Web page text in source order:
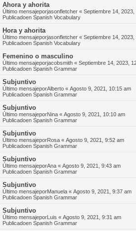
Ahora y ahorita
Último mensajeporjasonfletcher « Septiembre 14, 2023,
Publicadoen Spanish Vocabulary
Hora y ahorita
Último mensajeporjasonfletcher « Septiembre 14, 2023,
Publicadoen Spanish Vocabulary
Femenino o masculino
Último mensajeporjacobsmith « Septiembre 14, 2023,
Publicadoen Spanish Grammar
Subjuntivo
Último mensajeporAlberto « Agosto 9, 2021, 10:15 am
Publicadoen Spanish Grammar
Subjuntivo
Último mensajeporNina « Agosto 9, 2021, 10:10 am
Publicadoen Spanish Grammar
Subjuntivo
Último mensajeporRosa « Agosto 9, 2021, 9:52 am
Publicadoen Spanish Grammar
Subjuntivo
Último mensajeporAna « Agosto 9, 2021, 9:43 am
Publicadoen Spanish Grammar
Subjuntivo
Último mensajeporManuela « Agosto 9, 2021, 9:37 am
Publicadoen Spanish Grammar
Subjuntivo
Último mensajeporLuis « Agosto 9, 2021, 9:31 am
Publicadoen Spanish Grammar